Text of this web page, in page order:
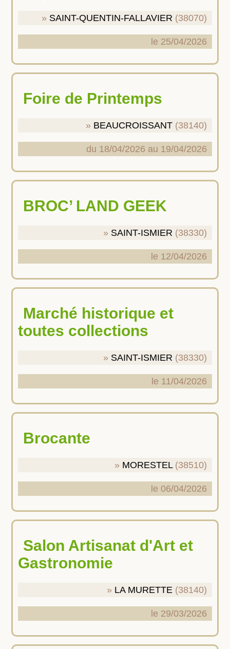
SAINT-QUENTIN-FALLAVIER (38070)
le 25/04/2026
Foire de Printemps
BEAUCROISSANT (38140)
du 18/04/2026 au 19/04/2026
BROC’ LAND GEEK
SAINT-ISMIER (38330)
le 12/04/2026
Marché historique et
toutes collections
SAINT-ISMIER (38330)
le 11/04/2026
Brocante
MORESTEL(38510)
le 06/04/2026
Salon Artisanat d'Art et
Gastronomie
LA MURETTE (38140)
le 29/03/2026